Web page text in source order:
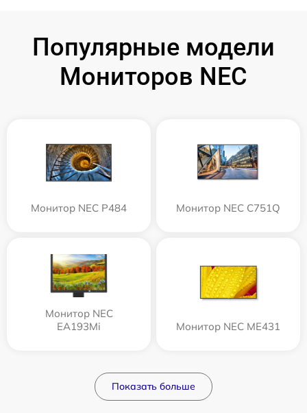
Популярные модели
Мониторов NEC
Монитор NEC P484 Монитор NEC C751Q
Монитор NEC
EA193Mi
Монитор NEC ME431
Показать больше